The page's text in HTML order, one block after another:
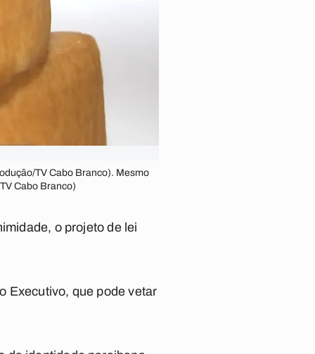
TV Cabo Branco). Mesmo
Cabo Branco)
o projeto de lei
Executivo, que pode vetar